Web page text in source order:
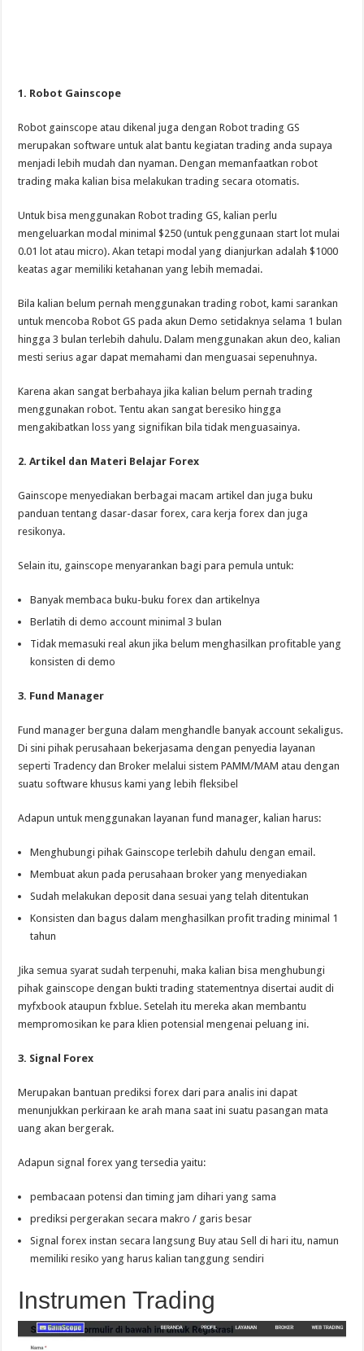
1. Robot Gainscope
Robot gainscope atau dikenal juga dengan Robot trading GS
merupakan software untuk alat bantu kegiatan trading anda supaya
menjadi lebih mudah dan nyaman. Dengan memanfaatkan robot
trading maka kalian bisa melakukan trading secara otomatis.
Untuk bisa menggunakan Robot trading GS, kalian perlu
mengeluarkan modal minimal $250 (untuk penggunaan start lot mulai
0.01 lot atau micro). Akan tetapi modal yang dianjurkan adalah $1000
keatas agar memiliki ketahanan yang lebih memadai.
Bila kalian belum pernah menggunakan trading robot, kami sarankan
untuk mencoba Robot GS pada akun Demo setidaknya selama 1 bulan
hingga 3 bulan terlebih dahulu. Dalam menggunakan akun deo, kalian
mesti serius agar dapat memahami dan menguasai sepenuhnya.
Karena akan sangat berbahaya jika kalian belum pernah trading
menggunakan robot. Tentu akan sangat beresiko hingga
mengakibatkan loss yang signifikan bila tidak menguasainya.
2. Artikel dan Materi Belajar Forex
Gainscope menyediakan berbagai macam artikel dan juga buku
panduan tentang dasar-dasar forex, cara kerja forex dan juga
resikonya.
Selain itu, gainscope menyarankan bagi para pemula untuk:
Banyak membaca buku-buku forex dan artikelnya
Berlatih di demo account minimal 3 bulan
Tidak memasuki real akun jika belum menghasilkan profitable yang
konsisten di demo
3. Fund Manager
Fund manager berguna dalam menghandle banyak account sekaligus.
Di sini pihak perusahaan bekerjasama dengan penyedia layanan
seperti Tradency dan Broker melalui sistem PAMM/MAM atau dengan
suatu software khusus kami yang lebih fleksibel
Adapun untuk menggunakan layanan fund manager, kalian harus:
Menghubungi pihak Gainscope terlebih dahulu dengan email.
Membuat akun pada perusahaan broker yang menyediakan
Sudah melakukan deposit dana sesuai yang telah ditentukan
Konsisten dan bagus dalam menghasilkan profit trading minimal 1
tahun
Jika semua syarat sudah terpenuhi, maka kalian bisa menghubungi
pihak gainscope dengan bukti trading statementnya disertai audit di
myfxbook ataupun fxblue. Setelah itu mereka akan membantu
mempromosikan ke para klien potensial mengenai peluang ini.
3. Signal Forex
Merupakan bantuan prediksi forex dari para analis ini dapat
menunjukkan perkiraan ke arah mana saat ini suatu pasangan mata
uang akan bergerak.
Adapun signal forex yang tersedia yaitu:
pembacaan potensi dan timing jam dihari yang sama
prediksi pergerakan secara makro / garis besar
Signal forex instan secara langsung Buy atau Sell di hari itu, namun
memiliki resiko yang harus kalian tanggung sendiri
Instrumen Trading